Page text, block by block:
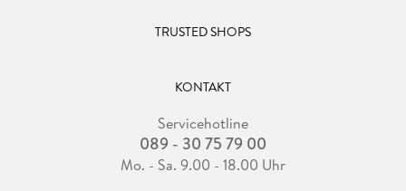
TRUSTED SHOPS
KONTAKT
Servicehotline
089 - 30 75 79 00
Mo. - Sa. 9.00 - 18.00 Uhr